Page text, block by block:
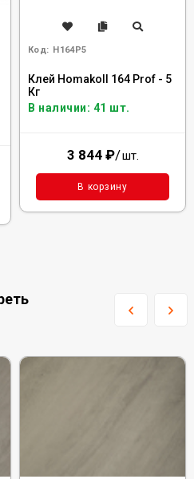
Код: H164P5
Клей Homakoll 164 Prof - 5
Кг
В наличии: 41 шт.
3 844 ₽/шт.
В корзину